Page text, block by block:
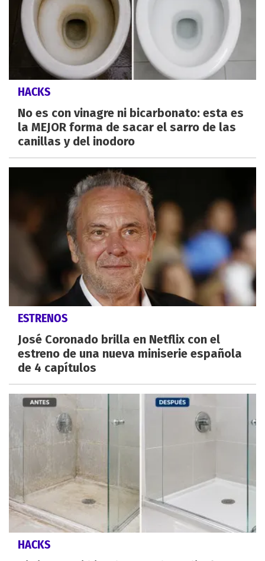
HACKS
No es con vinagre ni bicarbonato: esta es
la MEJOR forma de sacar el sarro de las
canillas y del inodoro
ESTRENOS
José Coronado brilla en Netflix con el
estreno de una nueva miniserie española
de 4 capítulos
HACKS